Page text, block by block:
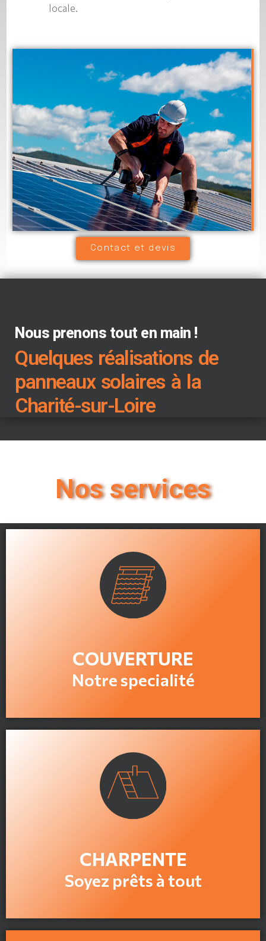
locale.
Contact et devis
Nous prenons tout en main !
Quelques réalisations de
panneaux solaires à la
Charité-sur-Loire​
Nos services
COUVERTURE
Notre specialité
CHARPENTE
Soyez prêts à tout